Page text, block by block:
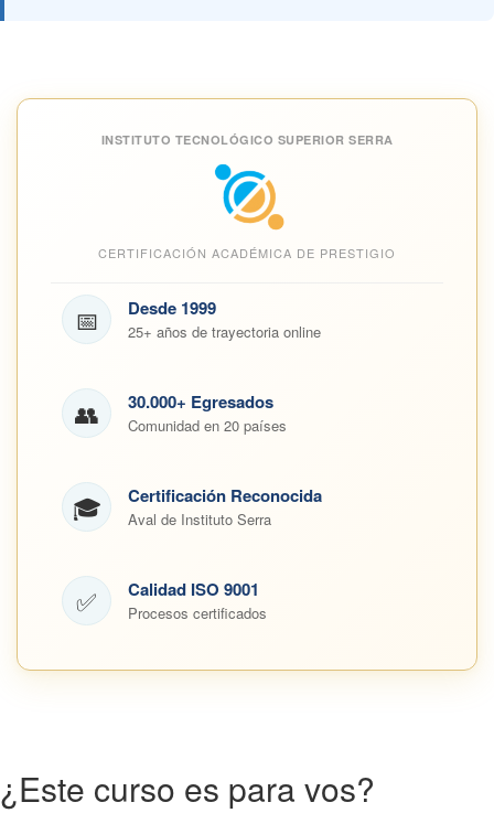
INSTITUTO TECNOLÓGICO SUPERIOR SERRA
CERTIFICACIÓN ACADÉMICA DE PRESTIGIO
📅 Desde 1999
25+ años de trayectoria online
👥 30.000+ Egresados
Comunidad en 20 países
🎓 Certificación Reconocida
Aval de Instituto Serra
✅ Calidad ISO 9001
Procesos certificados
¿Este curso es para vos?